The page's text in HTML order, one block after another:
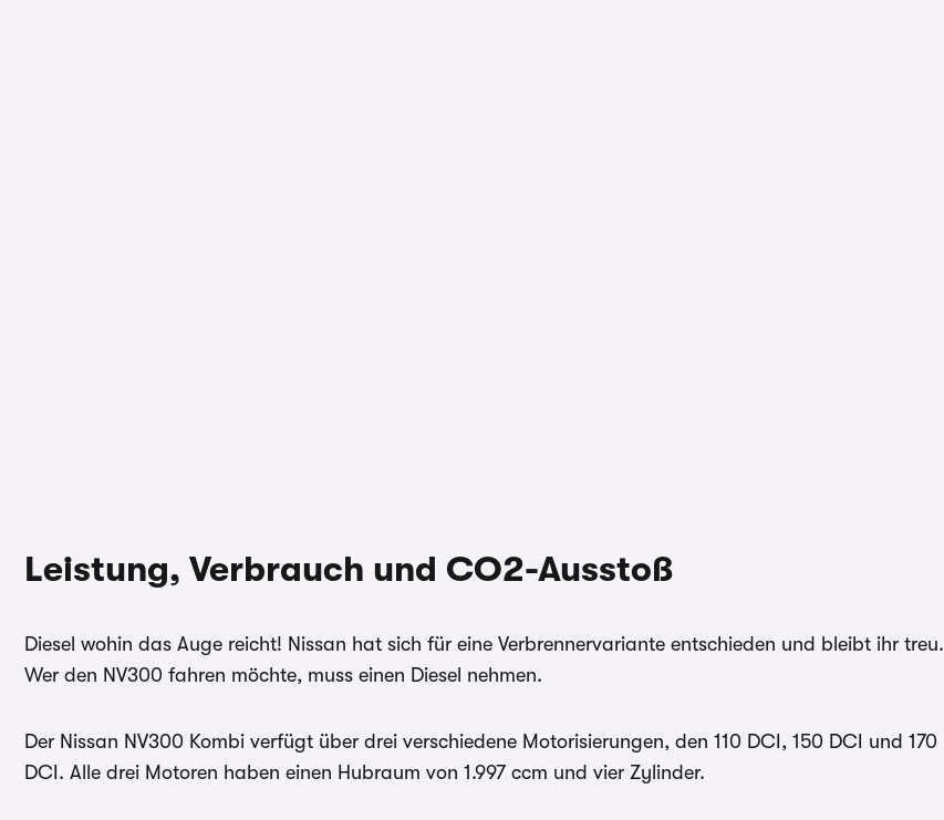
Leistung, Verbrauch und CO2-Ausstoß
Diesel wohin das Auge reicht! Nissan hat sich für eine Verbrennervariante entschieden und bleibt ihr treu.
Wer den NV300 fahren möchte, muss einen Diesel nehmen.
Der Nissan NV300 Kombi verfügt über drei verschiedene Motorisierungen, den 110 DCI, 150 DCI und 170
DCI. Alle drei Motoren haben einen Hubraum von 1.997 ccm und vier Zylinder.